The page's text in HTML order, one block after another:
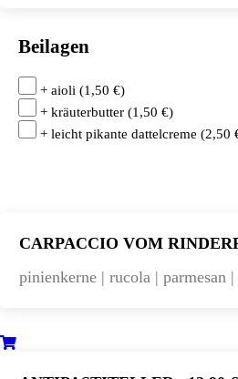
Beilagen
+ aioli (1,50 €)
+ kräuterbutter (1,50 €)
+ leicht pikante dattelcreme (2,50
CARPACCIO VOM
pinienkerne | rucola | parmesan